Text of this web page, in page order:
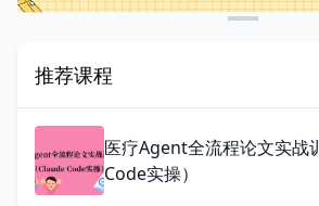
推荐课程
医疗Agent全流程论文实战
Code实操）